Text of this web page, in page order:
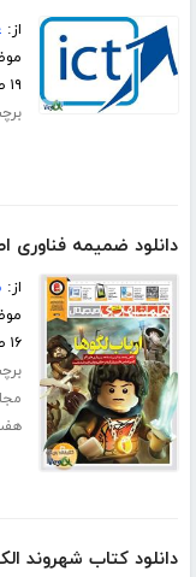
از:
۱۹ صفحه
دانلود ضمیمه فناوری
از:
۱۶ صفحه
دانلود کتاب شهروند